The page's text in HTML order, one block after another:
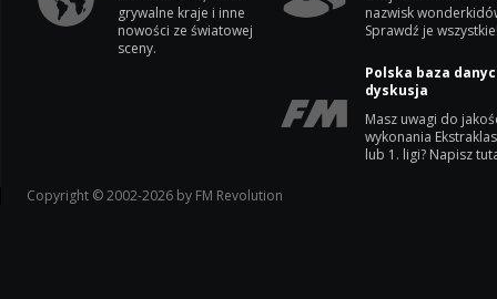
grywalne kraje i inne
nowości ze światowej
sceny.
nazwisk
Sprawdź je
Polska baza
dyskusja
Masz uwagi do
wykonania
lub 1. ligi? Napisz
Copyright © 2002-2026 by FM Revolution